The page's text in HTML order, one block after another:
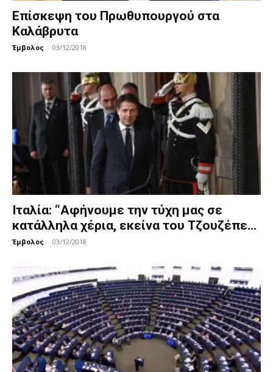
Επίσκεψη του Πρωθυπουργού στα
Καλάβρυτα
Έμβολος - 03/12/2018
Ιταλία: “Αφήνουμε την τύχη μας σε
κατάλληλα χέρια, εκείνα του Τζουζέπε...
Έμβολος - 03/12/2018